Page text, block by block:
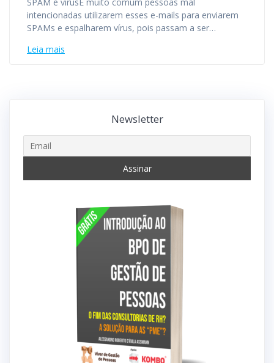
intencionadas utilizarem esses e-mails para enviarem
SPAMs e espalharem vírus, pois passam a ser…
Leia mais
Newsletter